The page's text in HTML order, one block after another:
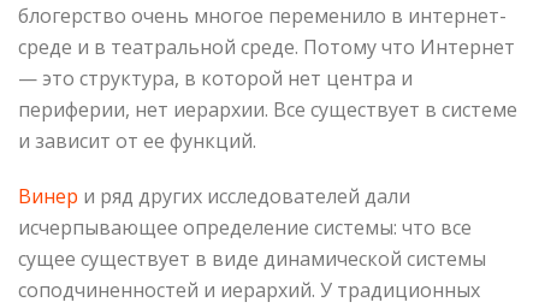
блогерство очень многое переменило в интернет-
среде и в театральной среде. Потому что Интернет
— это структура, в которой нет центра и
периферии, нет иерархии. Все существует в системе
и зависит от ее функций.
Винер и ряд других исследователей дали
исчерпывающее определение системы: что все
сущее существует в виде динамической системы
соподчиненностей и иерархий. У традиционных